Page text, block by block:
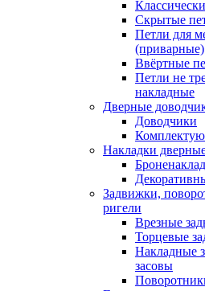
Скрытые
Петли для
(приварные)
Ввёртные
Петли не
накладные
Дверные
Доводчики
Накладки
Задвижки,
ригели
Врезные
Торцевые
Накладные
засовы